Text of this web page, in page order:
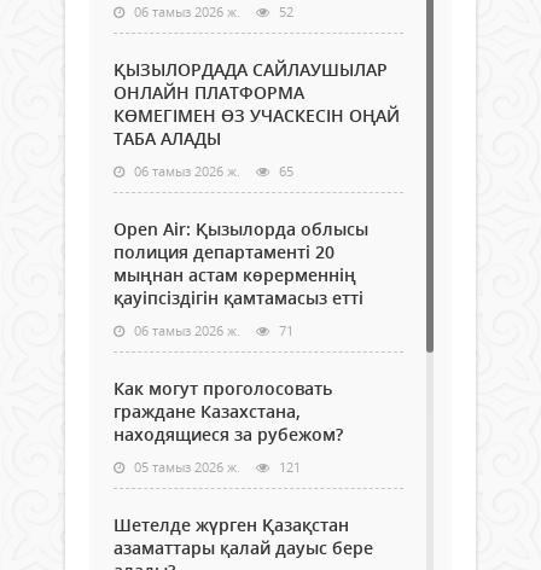
06 тамыз 2026 ж. 52
ҚЫЗЫЛОРДАДА САЙЛАУШЫЛАР
ОНЛАЙН ПЛАТФОРМА
КӨМЕГІМЕН ӨЗ УЧАСКЕСІН ОҢАЙ
ТАБА АЛАДЫ
06 тамыз 2026 ж. 65
Open Air: Қызылорда облысы
полиция департаменті 20
мыңнан астам көрерменнің
қауіпсіздігін қамтамасыз етті
06 тамыз 2026 ж. 71
Как могут проголосовать
граждане Казахстана,
находящиеся за рубежом?
05 тамыз 2026 ж. 121
Шетелде жүрген Қазақстан
азаматтары қалай дауыс бере